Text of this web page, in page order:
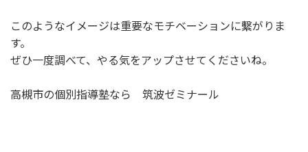
このようなイメージは重要なモチベーションに繫がりま
す。
ぜひ一度調べて、やる気をアップさせてくださいね。
高槻市の個別指導塾なら 筑波ゼミナール